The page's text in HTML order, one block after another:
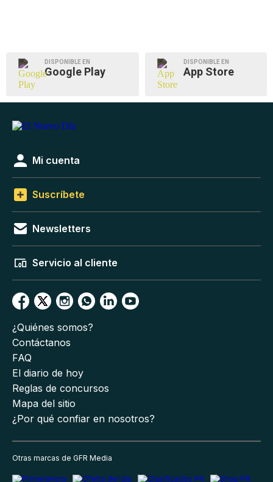
DISPONIBLE EN
Google Play
DISPONIBLE EN
App Store
Mi cuenta
Suscríbete
Newsletters
Servicio al cliente
¿Quiénes somos?
Contáctanos
FAQ
El diario de hoy
Reglas de concursos
Mapa del sitio
¿Por qué confiar en nosotros?
Otras marcas de GFR Media